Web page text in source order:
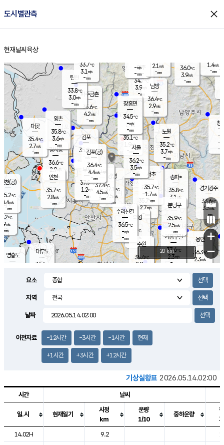
도시별관측 close
홈
현재날씨 육상
의도
℃
m/s
mm
영흥도
양주
34.7℃
3.9
-mm
과천
35.7℃
2.7m/s
- mm
용인
36.3℃
2.3m/s
경기광주
33.6℃
3.3m/s
-mm
3.4m/s
대부도
36.6
경서동
36.6℃
2.9m/s
-mm
파주금촌
35.6℃
4.2m/s
-mm
36.0℃
3.9m/s
-mm
대곶
35.4℃
2.7m/s
-mm
창
-
-m/
-
탄현
33.8℃
3.0m/s
-mm
1.4m/s
-mm
의왕
- ℃
m/s
mm
김포
35.9℃
-m/s
mm
광명
37.1
℃
2.5 m/s
-mm
부천
37.9℃
1.2m/s
-mm
양촌
35.8℃
3.6m/s
-mm
구로
37.4℃
4.5m/s
-mm
은평
35.1℃
1.9 m/s
- mm
노원
35.2℃
3.7m/s
-mm
송파*
35.8℃
3.1 m/s
-mm
서초
35.7℃
1.7m/s
-mm
남방
36.4℃
2.9m/s
-mm
기흥구갈
37.6℃
2.3m/s
-
수리산길
36.5℃
-m/s
-mm
분당구
35.9℃
2.5m/s
-mm
장흥면
34.5℃
-m/s
-mm
-m/s
-mm
인천(공)
35.2℃
4.4m/s
-mm
김포(공)
36.4℃
4.4m/s
-mm
수원
35.4℃
2.9m/s
인천
35.7℃
2.8m/s
-mm
서울
36.2℃
3.5m/s
-mm
33.7℃
3.1 m/s
-mm
2.1 m/s
-mm
+
−
20 km
요소
지역
날짜
이전자료 -12시간 -3시간 -1시간 현재
+1시간 +3시간 +12시간
기상실황표 2026.05.14.02:00
도시별 기상실황표로 지점, 날씨, 기온, 강수, 바람, 기압등을 안내한 표입
시간 날씨
일.시 현재일기
시정
km
운량
1/10
중하운량
14.02H
9.2